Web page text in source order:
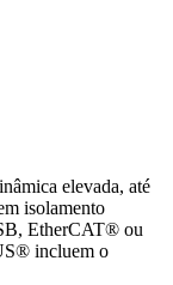
elevada, até
isolamento
EtherCAT® ou
incluem o